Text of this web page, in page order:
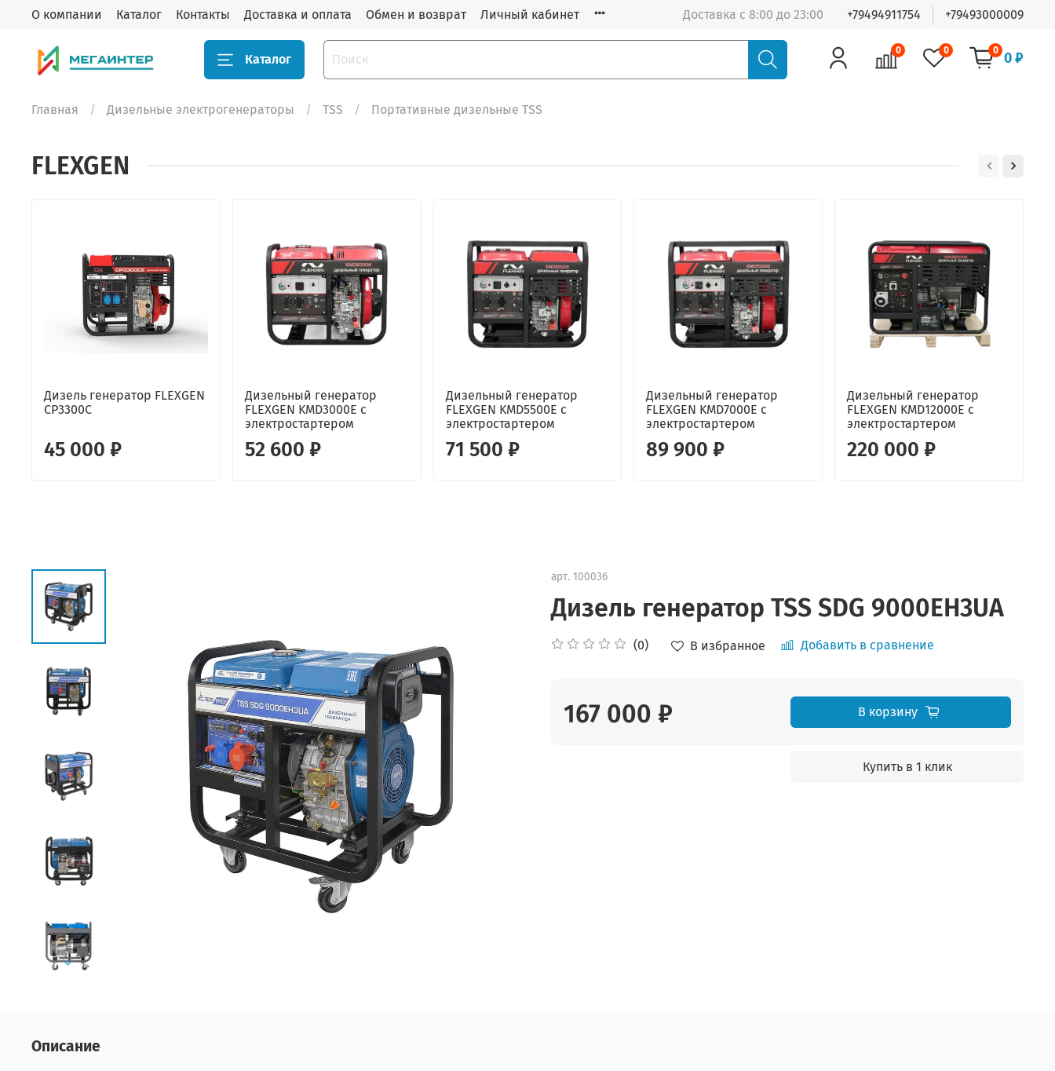
О компании Каталог Контакты Доставка и оплата Обмен и возврат Личный кабинет Доставка с 8:00 до 23:00 +79494911754 +79493000009
Каталог
0 0 0 0 ₽
Главная Дизельные электрогенераторы TSS Портативные дизельные TSS
FLEXGEN
Дизель генератор FLEXGEN
CP3300C
45 000 ₽
Дизельный генератор
FLEXGEN KMD3000E с
электростартером
52 600 ₽
Дизельный генератор
FLEXGEN KMD5500E с
электростартером
71 500 ₽
Дизельный генератор
FLEXGEN KMD7000E с
электростартером
89 900 ₽
Дизельный генератор
FLEXGEN KMD12000E с
электростартером
220 000 ₽
арт. 100036
Дизель генератор TSS SDG 9000EH3UA
(0) В избранное Добавить в сравнение
167 000 ₽ В корзину
Купить в 1 клик
Описание